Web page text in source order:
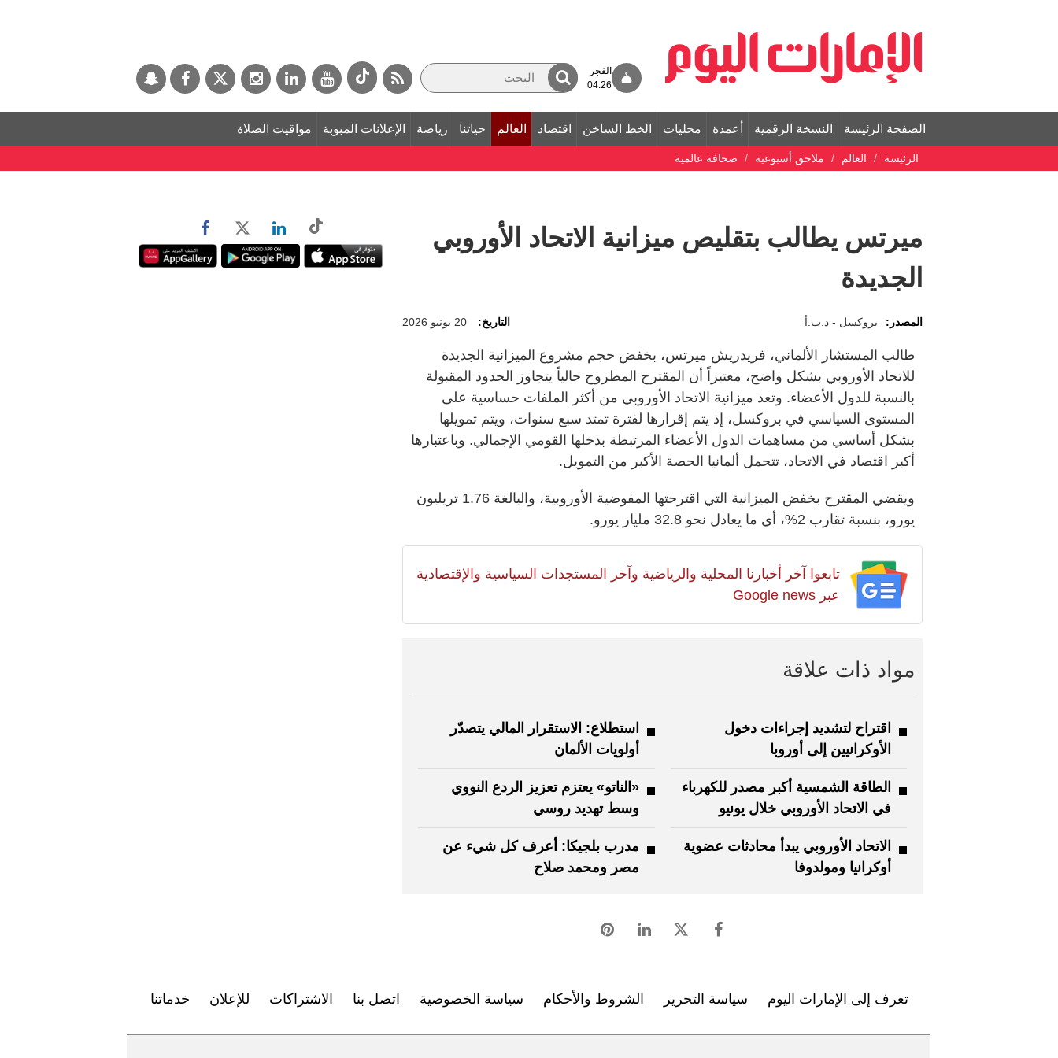
الفجر
04:26
الصفحة الرئيسة النسخة الرقمية أعمدة محليات الخط الساخن اقتصاد العالم حياتنا رياضة الإعلانات المبوبة مواقيت الصلاة
الرئيسة العالم ملاحق أسبوعية صحافة عالمية
ميرتس يطالب بتقليص ميزانية الاتحاد الأوروبي
الجديدة
المصدر: بروكسل - د.ب.أ التاريخ: 20 يونيو 2026
طالب المستشار الألماني، فريدريش ميرتس، بخفض حجم مشروع الميزانية الجديدة
للاتحاد الأوروبي بشكل واضح، معتبراً أن المقترح المطروح حالياً يتجاوز الحدود المقبولة
بالنسبة للدول الأعضاء. وتعد ميزانية الاتحاد الأوروبي من أكثر الملفات حساسية على
المستوى السياسي في بروكسل، إذ يتم إقرارها لفترة تمتد سبع سنوات، ويتم تمويلها
بشكل أساسي من مساهمات الدول الأعضاء المرتبطة بدخلها القومي الإجمالي. وباعتبارها
أكبر اقتصاد في الاتحاد، تتحمل ألمانيا الحصة الأكبر من التمويل.
ويقضي المقترح بخفض الميزانية التي اقترحتها المفوضية الأوروبية، والبالغة 1.76 تريليون
يورو، بنسبة تقارب 2%، أي ما يعادل نحو 32.8 مليار يورو.
تابعوا آخر أخبارنا المحلية والرياضية وآخر المستجدات السياسية والإقتصادية
عبر Google news
مواد ذات علاقة
اقتراح لتشديد إجراءات دخول
الأوكرانيين إلى أوروبا
استطلاع: الاستقرار المالي يتصدّر
أولويات الألمان
الطاقة الشمسية أكبر مصدر للكهرباء
في الاتحاد الأوروبي خلال يونيو
«الناتو» يعتزم تعزيز الردع النووي
وسط تهديد روسي
الاتحاد الأوروبي يبدأ محادثات عضوية
أوكرانيا ومولدوفا
مدرب بلجيكا: أعرف كل شيء عن
مصر ومحمد صلاح
تعرف إلى الإمارات اليوم سياسة التحرير الشروط والأحكام سياسة الخصوصية اتصل بنا الاشتراكات للإعلان خدماتنا